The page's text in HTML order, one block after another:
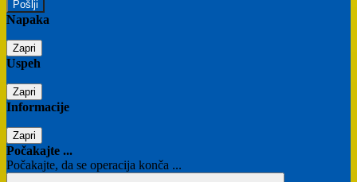
Napaka
Zapri
Uspeh
Zapri
Informacije
Zapri
Počakajte ...
Počakajte, da se operacija konča ...